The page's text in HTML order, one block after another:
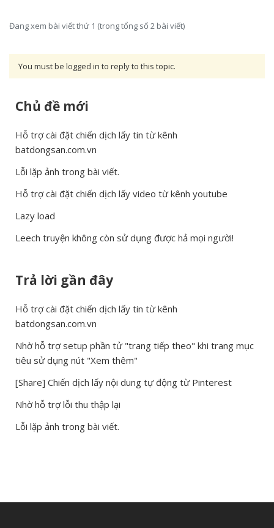
Đang xem bài viết thứ 1 (trong tổng số 2 bài viết)
You must be logged in to reply to this topic.
Chủ đề mới
Hỗ trợ cài đặt chiến dịch lấy tin từ kênh
batdongsan.com.vn
Lỗi lặp ảnh trong bài viết.
Hỗ trợ cài đặt chiến dịch lấy video từ kênh youtube
Lazy load
Leech truyện không còn sử dụng được hả mọi người!
Trả lời gần đây
Hỗ trợ cài đặt chiến dịch lấy tin từ kênh
batdongsan.com.vn
Nhờ hỗ trợ setup phần tử "trang tiếp theo" khi trang mục
tiêu sử dụng nút "Xem thêm"
[Share] Chiến dịch lấy nội dung tự động từ Pinterest
Nhờ hỗ trợ lỗi thu thập lại
Lỗi lặp ảnh trong bài viết.